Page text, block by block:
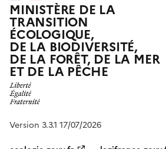
MINISTÈRE DE LA
TRANSITION
ÉCOLOGIQUE,
DE LA BIODIVERSITÉ,
DE LA FORÊT, DE LA MER
ET DE LA PÊCHE
Version 3.3.1 17/07/2026